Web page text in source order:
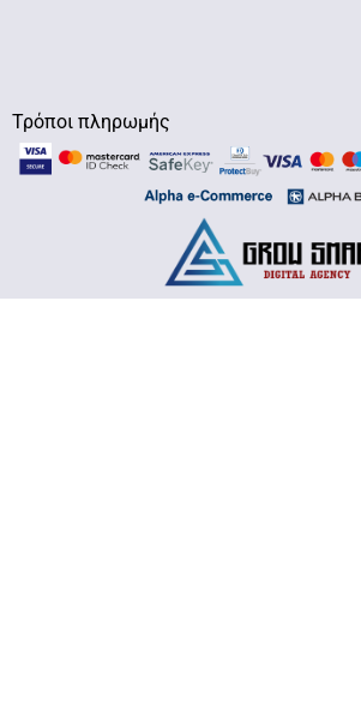
Τρόποι πληρωμής